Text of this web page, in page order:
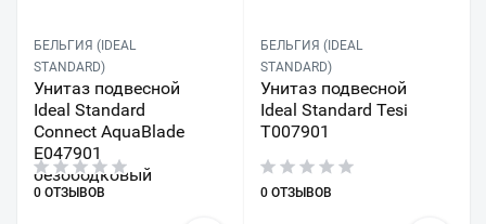
БЕЛЬГИЯ (IDEAL
STANDARD)
Унитаз подвесной
Ideal Standard
Connect AquaBlade
E047901
безободковый
0 ОТЗЫВОВ
БЕЛЬГИЯ (IDEAL
STANDARD)
Унитаз подвесной
Ideal Standard Tesi
T007901
0 ОТЗЫВОВ